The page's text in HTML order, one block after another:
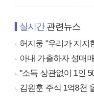
실시간관련뉴스
허지웅 "우리가 지지한
아내 가출하자 성매
"소득 상관없이 1인
김원훈 주식 1억8천